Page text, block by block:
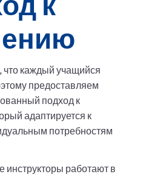
каждый учащийся
предоставляем
подход к
адаптируется к
потребностям
работают в